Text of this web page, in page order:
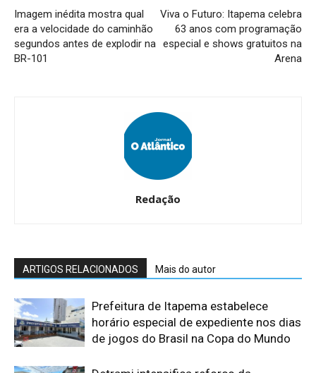
Imagem inédita mostra qual
era a velocidade do caminhão
segundos antes de explodir na
BR-101
Viva o Futuro: Itapema celebra
63 anos com programação
especial e shows gratuitos na
Arena
Redação
ARTIGOS RELACIONADOS Mais do autor
Prefeitura de Itapema estabelece
horário especial de expediente nos dias
de jogos do Brasil na Copa do Mundo